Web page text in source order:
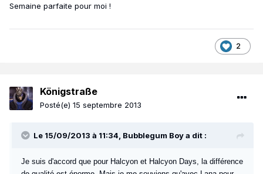
Semaine parfaite pour moi !
2
Königstraße
Posté(e) 15 septembre 2013
Le 15/09/2013 à 11:34, Bubblegum Boy a dit :
Je suis d'accord que pour Halcyon et Halcyon Days, la différence